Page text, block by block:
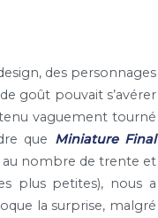
des personnages
goût pouvait s’avérer
vaguement tourné
que Miniature Final
au nombre de trente et
plus petites), nous a
la surprise, malgré